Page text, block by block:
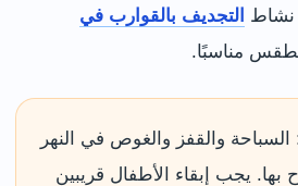
نشاط التجديف بالقوارب في
مناسبًا.
السباحة والقفز والغوص في النهر
بها. يجب إبقاء الأطفال قريبين